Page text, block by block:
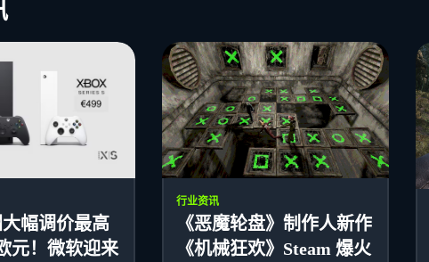
幅调价最高
元！微软迎来
行业资讯
《恶魔轮盘》制作人新作
《机械狂欢》Steam 爆火